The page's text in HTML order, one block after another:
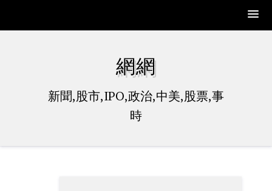
網網
新聞,股市,IPO,政治,中美,股票,事
時